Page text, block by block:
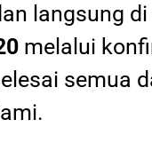
langsung
melalui
semua